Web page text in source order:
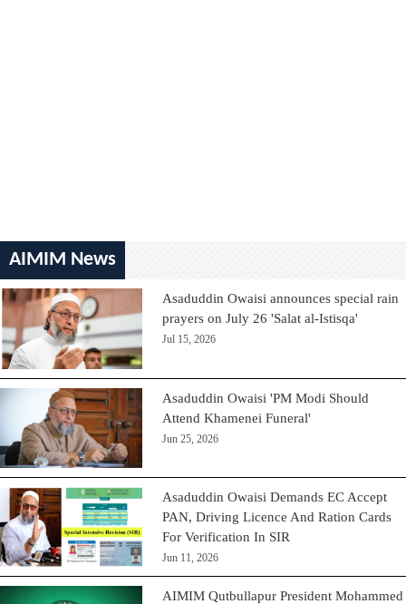
AIMIM News
Asaduddin Owaisi announces special rain
prayers on July 26 'Salat al-Istisqa'
Jul 15, 2026
Asaduddin Owaisi 'PM Modi Should
Attend Khamenei Funeral'
Jun 25, 2026
Asaduddin Owaisi Demands EC Accept
PAN, Driving Licence And Ration Cards
For Verification In SIR
Jun 11, 2026
AIMIM Qutbullapur President Mohammed